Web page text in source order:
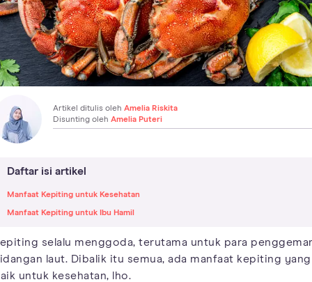
Artikel ditulis oleh Amelia Riskita
Disunting oleh Amelia Puteri
Daftar isi artikel
Manfaat Kepiting untuk Kesehatan
Manfaat Kepiting untuk Ibu Hamil
selalu menggoda, terutama untuk para
laut. Dibalik itu semua, ada manfaat kepiting yang
untuk kesehatan, lho.